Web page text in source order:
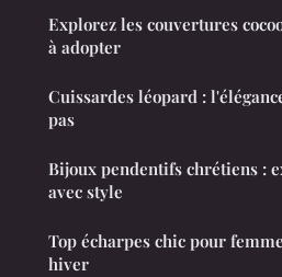
Explorez les couvertures
à adopter
Cuissardes léopard :
pas
Bijoux pendentifs chrétiens :
avec style
Top écharpes chic pour
hiver